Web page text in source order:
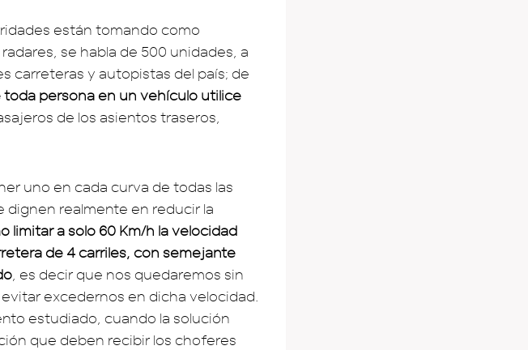
están tomando como
se habla de 500 unidades, a
carreteras y autopistas del país; de
toda persona en un vehículo utilice
de los asientos traseros,
uno en cada curva de todas las
dignen realmente en reducir la
limitar a solo 60 Km/h la velocidad
de 4 carriles, con semejante
, es decir que nos quedaremos sin
excedernos en dicha velocidad.
estudiado, cuando la solución
que deben recibir los choferes